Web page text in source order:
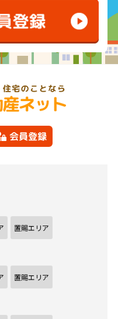
会員登録
置賜エリア
置賜エリア